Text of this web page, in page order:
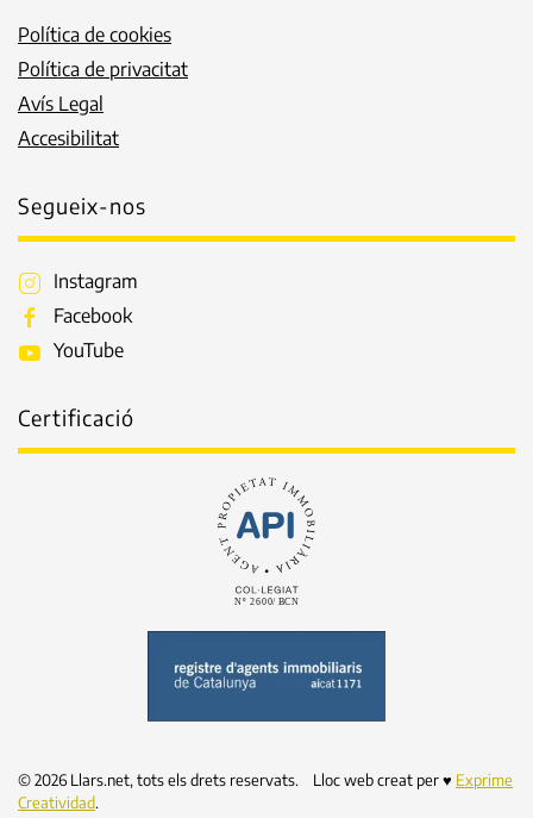
Política de cookies
Política de privacitat
Avís Legal
Accesibilitat
Segueix-nos
Instagram
Facebook
YouTube
Certificació
©2026 Llars.net, tots els drets reservats. Lloc web creat per ♥ Exprime
Creatividad.